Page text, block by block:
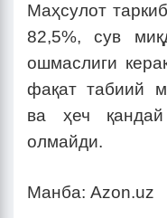
Маҳсулот
82,5%, сув
ошмаслиги
фақат табиий
ва ҳеч
олмайди.
Манба: Azon.uz